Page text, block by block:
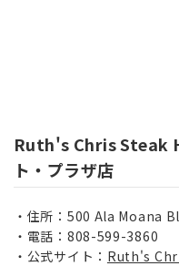
Ruth's Chris Steak
ト・プラザ店
住所：500 Ala Moana
電話：808-599-3860
公式サイト： Ruth's